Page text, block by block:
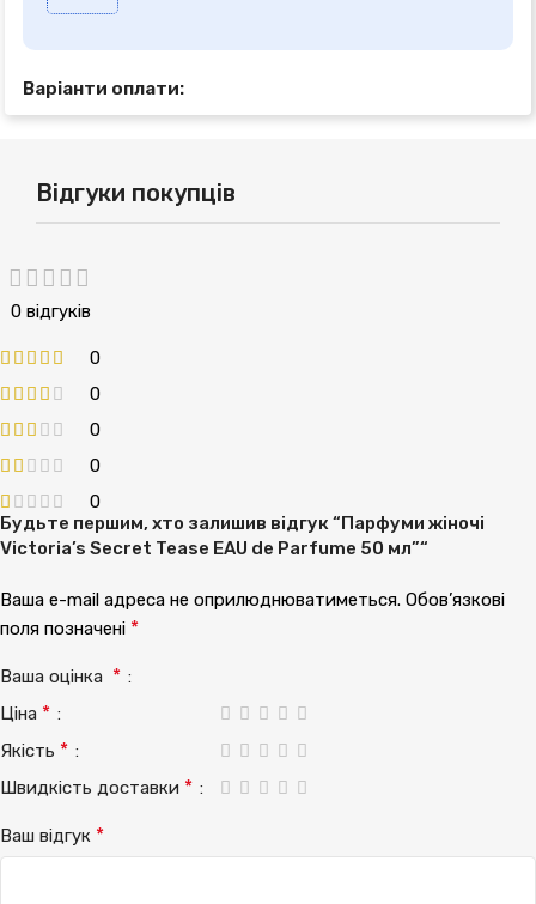
Варіанти оплати:
Відгуки покупців
0 відгуків
0
0
0
0
0
Будьте першим, хто залишив відгук “Парфуми жіночі
Victoria’s Secret Tease EAU de Parfume 50 мл”“
Ваша e-mail адреса не оприлюднюватиметься. Обов’язкові
поля позначені *
Ваша оцінка *
Ціна *
Якість *
Швидкість доставки *
Ваш відгук *